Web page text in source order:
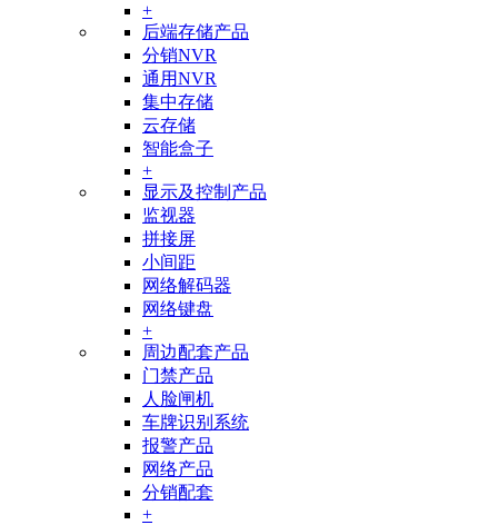
+
后端存储产品
分销NVR
通用NVR
集中存储
云存储
智能盒子
+
显示及控制产品
监视器
拼接屏
小间距
网络解码器
网络键盘
+
周边配套产品
门禁产品
人脸闸机
车牌识别系统
报警产品
网络产品
分销配套
+